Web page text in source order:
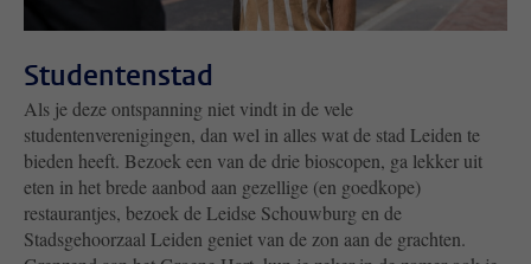
Studentenstad
Als je deze ontspanning niet vindt in de vele
studentenverenigingen, dan wel in alles wat de stad Leiden te
bieden heeft. Bezoek een van de drie bioscopen, ga lekker uit
eten in het brede aanbod aan gezellige (en goedkope)
restaurantjes, bezoek de Leidse Schouwburg en de
Stadsgehoorzaal Leiden geniet van de zon aan de grachten.